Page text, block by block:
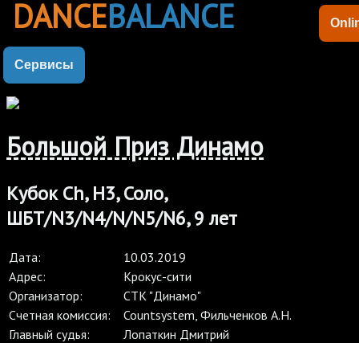
DANCEBALANCE
Сервисы
Большой Приз Динамо
Кубок Ch, Н3, Соло,
ШБТ/N3/N4/N/N5/N6, 9 лет
Дата:
10.03.2019
Адрес:
Крокус-сити
Организатор:
СТК "Динамо"
Cчетная комиссия:
Countsystem, Фильченков А.Н.
Главный судья:
Лопаткин Дмитрий